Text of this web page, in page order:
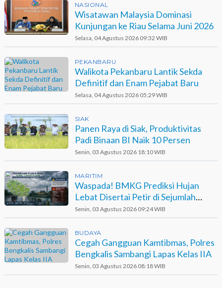
NASIONAL
Wisatawan Malaysia Dominasi
Kunjungan ke Riau Selama Juni 2026
Selasa, 04 Agustus 2026 09:32 WIB
PEKANBARU
Walikota Pekanbaru Lantik Sekda
Definitif dan Enam Pejabat Baru
Selasa, 04 Agustus 2026 05:29 WIB
SIAK
Panen Raya di Siak, Produktivitas
Padi Binaan BI Naik 10 Persen
Senin, 03 Agustus 2026 18:10 WIB
MARITIM
Waspada! BMKG Prediksi Hujan
Lebat Disertai Petir di Sejumlah
Wilayah Riau
Senin, 03 Agustus 2026 09:24 WIB
BUDAYA
Cegah Gangguan Kamtibmas, Polres
Bengkalis Sambangi Lapas Kelas IIA
Senin, 03 Agustus 2026 08:18 WIB